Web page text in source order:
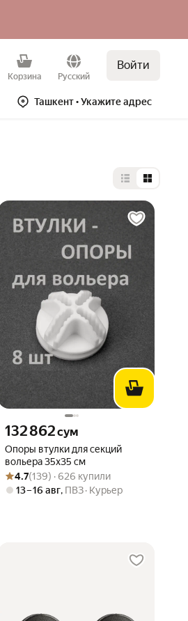
Корзина Русский
Войти
Ташкент• Укажите адрес
Выбор типа
Опоры втулки для секций
вольера 35х35 см
Цена 132862 сум вместо
132 862сум
Рейтинг товара: 4.7 из 5
Оценок: (139) · 626 купили
4.7(139) · 626 купили
13 – 16 авг, ПВЗ Курьер